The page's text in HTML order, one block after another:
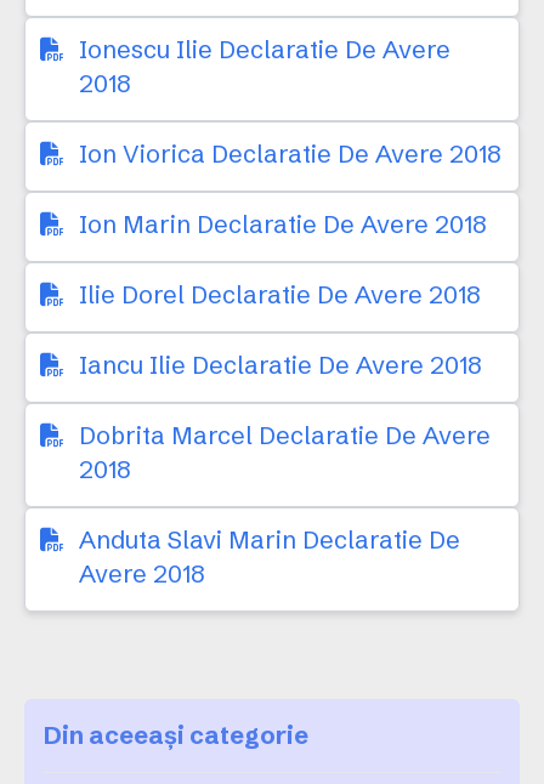
Ionescu Ilie Declaratie De Avere
2018
Ion Viorica Declaratie De Avere 2018
Ion Marin Declaratie De Avere 2018
Ilie Dorel Declaratie De Avere 2018
Iancu Ilie Declaratie De Avere 2018
Dobrita Marcel Declaratie De Avere
2018
Anduta Slavi Marin Declaratie De
Avere 2018
Din aceeași categorie